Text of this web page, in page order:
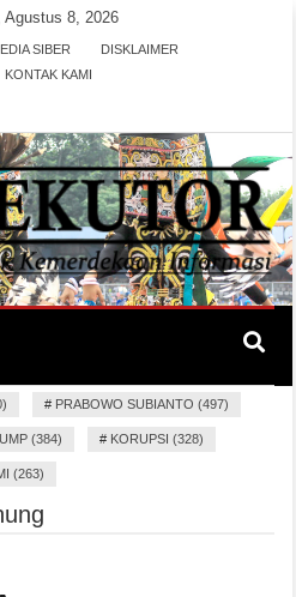
Agustus 8, 2026
SIBER
DISKLAIMER
KONTAK KAMI
Kemerdekaan dan Keadilan
# PRABOWO SUBIANTO (497)
(384) # KORUPSI (328)
(263)